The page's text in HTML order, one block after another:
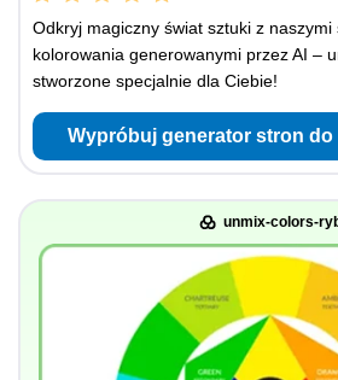
Odkryj magiczny świat sztuki z naszymi
kolorowania generowanymi przez AI –
stworzone specjalnie dla Ciebie!
Wypróbuj generator stron do
unmix-colors-